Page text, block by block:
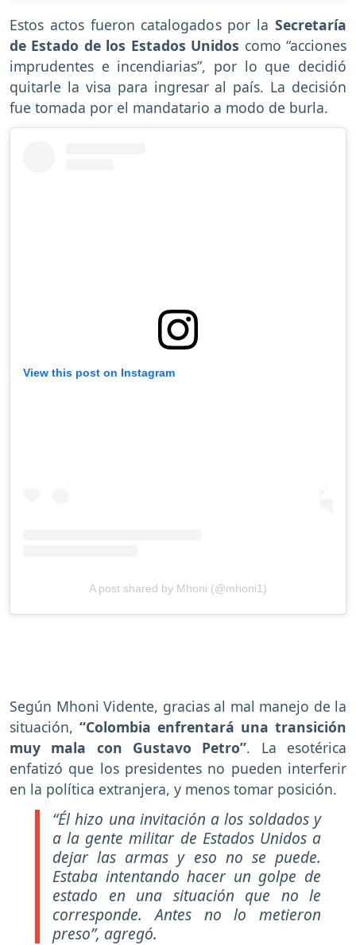
Estos actos fueron catalogados por la Secretaría
de Estado de los Estados Unidos como “acciones
imprudentes e incendiarias”, por lo que decidió
quitarle la visa para ingresar al país. La decisión
fue tomada por el mandatario a modo de burla.
View this post on Instagram
A post shared by Mhoni (@mhoni1)
Según Mhoni Vidente, gracias al mal manejo de la
situación, “Colombia enfrentará una transición
muy mala con Gustavo Petro”. La esotérica
enfatizó que los presidentes no pueden interferir
en la política extranjera, y menos tomar posición.
“Él hizo una invitación a los soldados y
a la gente militar de Estados Unidos a
dejar las armas y eso no se puede.
Estaba intentando hacer un golpe de
estado en una situación que no le
corresponde. Antes no lo metieron
preso”, agregó.